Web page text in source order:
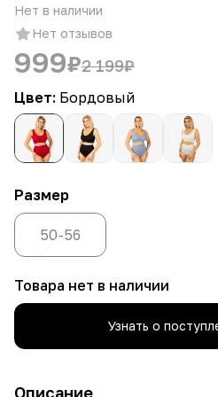
Нет в наличии
Нет отзывов
999₽2 199₽
Цвет: Бордовый
Размер
50-56
Товара нет в наличии
Узнать о
Описание